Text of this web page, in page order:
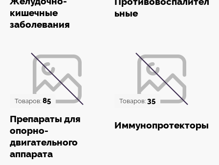
кишечные
заболевания
ьные
Товаров: 85
Препараты для
опорно-
двигательного
аппарата
Товаров: 35
Иммунопротекторы